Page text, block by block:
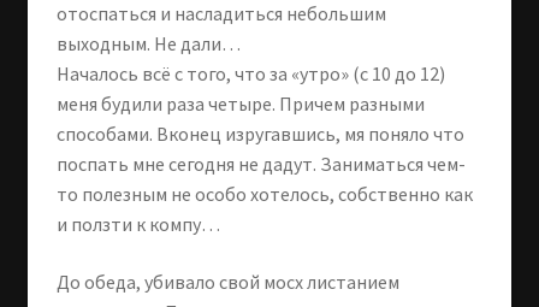
отоспаться и насладиться небольшим
выходным. Не дали…
Началось всё с того, что за «утро» (с 10 до 12)
меня будили раза четыре. Причем разными
способами. Вконец изругавшись, мя поняло что
поспать мне сегодня не дадут. Заниматься чем-
то полезным не особо хотелось, собственно как
и ползти к компу…
До обеда, убивало свой мосх листанием